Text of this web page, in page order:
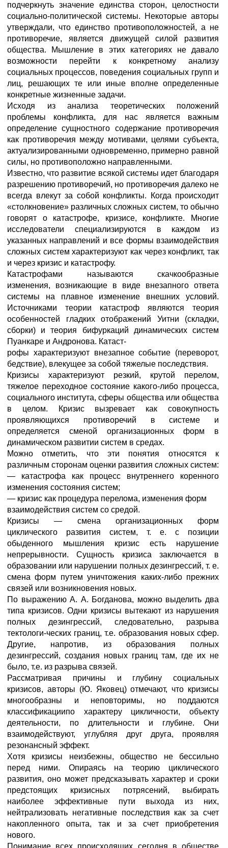
подчеркнуть значение единства сторон, целостности
социально-политической системы. Некоторые авторы
утверждали, что единство противоположностей, а не
противоречие, является движущей силой развития
общества. Мышление в этих категориях не давало
возможности перейти к конкретному анализу
социальных процессов, поведения социальных групп и
лиц, решающих те или иные вполне определенные
конкретные жизненные задачи.
Исходя из анализа теоретических положений
проблемы конфликта, для нас является важным
определение сущностного содержание противоречия
как противоречия между мотивами, целями субъекта,
актуализированными одновременно, примерно равной
силы, но противоположно направленными.
Известно, что развитие всякой системы идет благодаря
разрешению противоречий, но противоречия далеко не
всегда влекут за собой конфликты. Когда происходит
«столкновение» различных сложных систем, то обычно
говорят о катастрофе, кризисе, конфликте. Многие
исследователи специализируются в каждом из
указанных направлений и все формы взаимодействия
сложных систем характеризуют как через конфликт, так
и через кризис и катастрофу.
Катастрофами называются скачкообразные
изменения, возникающие в виде внезапного ответа
системы на плавное изменение внешних условий.
Источниками теории катастроф являются теория
особенностей гладких отображений Уитни (складки,
сборки) и теория бифуркаций динамических систем
Пуанкаре и Андронова. Катаст-
рофы характеризуют внезапное событие (переворот,
бедствие), влекущее за собой тяжелые последствия.
Кризисы характеризуют резкий, крутой перелом,
тяжелое переходное состояние какого-либо процесса,
социального института, сферы общества или общества
в целом. Кризис вызревает как совокупность
проявляющихся противоречий в системе и
определяется сменой организационных форм в
динамическом развитии систем в средах.
Можно отметить, что эти понятия относятся к
различным сторонам оценки развития сложных систем:
— катастрофа как процесс внутреннего коренного
изменения состояния систем;
— кризис как процедура перелома, изменения форм
взаимодействия систем со средой.
Кризисы — смена организационных форм
циклического развития систем, т. е. с позиции
обыденного мышления кризис есть нарушение
непрерывности. Сущность кризиса заключается в
образовании или нарушении полных дезингрессий, т. е.
смена форм путем уничтожения каких-либо прежних
связей или возникновения новых.
По выражению А. А. Богданова, можно выделить два
типа кризисов. Одни кризисы вытекают из нарушения
полных дезингрессий, следовательно, разрыва
тектологи-ческих границ, т.е. образования новых сфер.
Другие, напротив, из образования полных
дезингрессий, создания новых границ там, где их не
было, т.е. из разрыва связей.
Рассматривая причины и глубину социальных
кризисов, авторы (Ю. Яковец) отмечают, что кризисы
многообразны и неповторимы, но поддаются
классификациипо характеру цикличности, объекту
деятельности, по длительности и глубине. Они
взаимодействуют, углубляя друг друга, проявляя
резонансный эффект.
Хотя кризисы неизбежны, общество не бессильно
перед ними. Опираясь на теорию циклического
развития, оно может предсказывать характер и сроки
предстоящих кризисных потрясений, выбирать
наиболее эффективные пути выхода из них,
нейтрализовать негативные последствия как за счет
накопленного опыта, так и за счет приобретения
нового.
Понимание всех происходящих сегодня в обществе